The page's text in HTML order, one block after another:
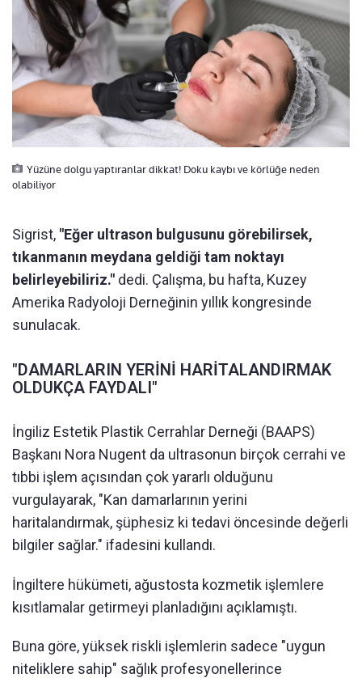
Yüzüne dolgu yaptıranlar dikkat! Doku kaybı ve körlüğe neden
olabiliyor
Sigrist, "Eğer ultrason bulgusunu görebilirsek,
tıkanmanın meydana geldiği tam noktayı
belirleyebiliriz." dedi. Çalışma, bu hafta, Kuzey
Amerika Radyoloji Derneğinin yıllık kongresinde
sunulacak.
"DAMARLARIN YERİNİ HARİTALANDIRMAK
OLDUKÇA FAYDALI"
İngiliz Estetik Plastik Cerrahlar Derneği (BAAPS)
Başkanı Nora Nugent da ultrasonun birçok cerrahi ve
tıbbi işlem açısından çok yararlı olduğunu
vurgulayarak, "Kan damarlarının yerini
haritalandırmak, şüphesiz ki tedavi öncesinde değerli
bilgiler sağlar." ifadesini kullandı.
İngiltere hükümeti, ağustosta kozmetik işlemlere
kısıtlamalar getirmeyi planladığını açıklamıştı.
Buna göre, yüksek riskli işlemlerin sadece "uygun
niteliklere sahip" sağlık profesyonellerince